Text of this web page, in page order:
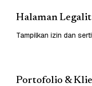
Halaman
Tampilkan izin dan
Portofolio &